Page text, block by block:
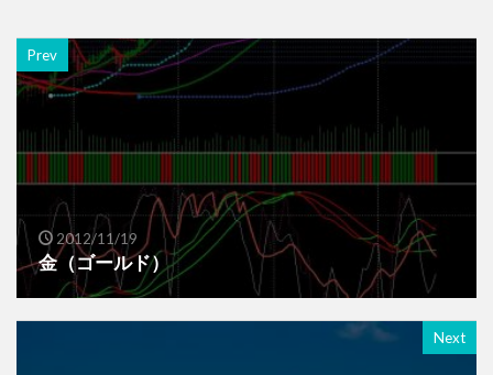
Prev
2012/11/19
金（ゴールド）
Next